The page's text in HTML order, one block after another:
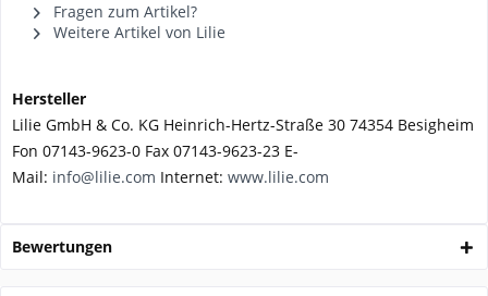
Fragen zum Artikel?
Weitere Artikel von Lilie
Hersteller
Lilie GmbH & Co. KG Heinrich-Hertz-Straße 30 74354 Besigheim
Fon 07143-9623-0 Fax 07143-9623-23 E-
Mail: info@lilie.com Internet: www.lilie.com
Bewertungen